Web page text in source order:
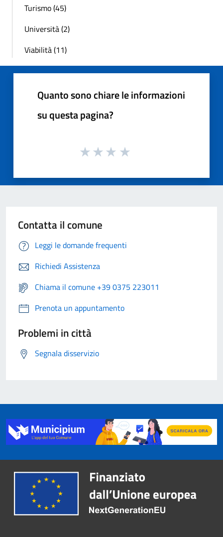
Turismo (45)
Università (2)
Viabilità (11)
Quanto sono chiare le informazioni
su questa pagina?
Contatta il comune
Leggi le domande frequenti
Richiedi Assistenza
Chiama il comune +39 0375 223011
Prenota un appuntamento
Problemi in città
Segnala disservizio